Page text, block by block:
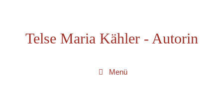
springenTelse Maria Kähler - Autorin
Menü